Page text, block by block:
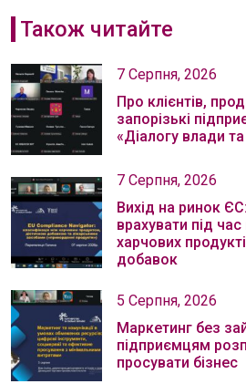
Також читайте
7 Серпня, 2026
Про клієнтів,
запорізькі
«Діалогу влади та
7 Серпня, 2026
Вихід на ринок
врахувати під час
харчових
добавок
5 Серпня, 2026
Маркетинг без
підприємцям
просувати бізнес